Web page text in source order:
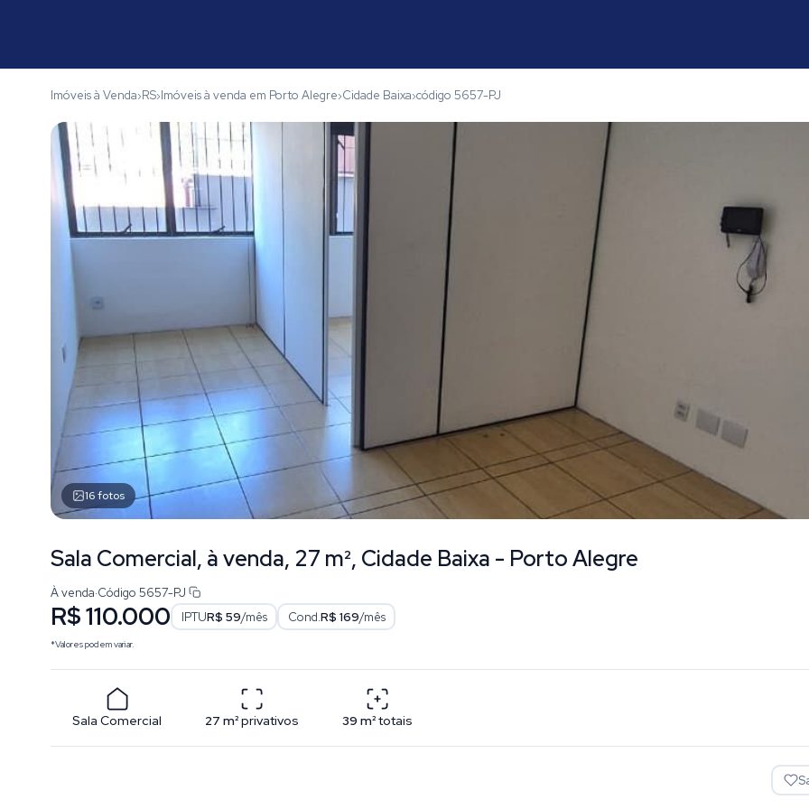
Imóveis à Venda›RS›Imóveis à venda em Porto Alegre›Cidade Baixa›código 5657-PJ
16fotos
Sala Comercial, à venda, 27 m², Cidade Baixa - Porto Alegre
À venda·Código 5657-PJ
R$ 110.000 IPTUR$ 59/mês Cond.R$ 169/mês
*Valores podem variar.
Sala Comercial 27 m²privativos 39 m²totais